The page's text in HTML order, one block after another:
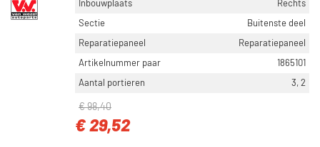
Inbouwplaats
Rechts
Sectie
Buitenste deel
Reparatiepaneel
Reparatiepaneel
Artikelnummer paar
1865101
Aantal portieren
3, 2
€ 98,40
€ 29,52